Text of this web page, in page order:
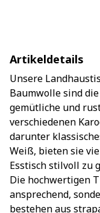
Artikeldetails
Unsere
Baumwolle sind
gemütliche und
verschiedenen
darunter
Weiß, bieten sie
Esstisch stilvoll zu
Die hochwertigen
ansprechend,
bestehen aus